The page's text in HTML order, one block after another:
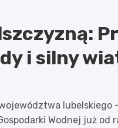
i silny
lubelskiego
Wodnej już